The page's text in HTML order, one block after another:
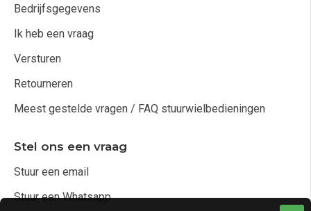
Bedrijfsgegevens
Ik heb een vraag
Versturen
Retourneren
Meest gestelde vragen / FAQ stuurwielbedieningen
Stel ons een vraag
Stuur een email
Stuur een Whatsapp